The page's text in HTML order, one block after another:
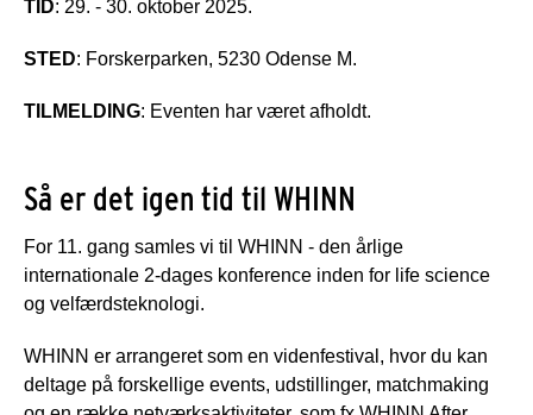
TID: 29. - 30. oktober 2025.
STED: Forskerparken, 5230 Odense M.
TILMELDING: Eventen har været afholdt.
Så er det igen tid til WHINN
For 11. gang samles vi til WHINN - den årlige
internationale 2-dages konference inden for life science
og velfærdsteknologi.
WHINN er arrangeret som en videnfestival, hvor du kan
deltage på forskellige events, udstillinger, matchmaking